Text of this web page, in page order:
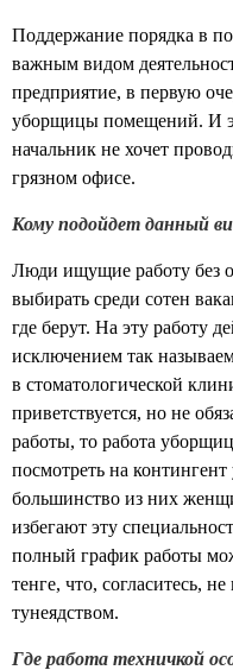
Поддержание порядка в
важным видом
предприятие, в первую
уборщицы помещений. И
начальник не хочет
грязном офисе.
Кому подойдет данный
Люди ищущие работу без
выбирать среди сотен
где берут. На эту работу
исключением так
в стоматологической
приветствуется, но не
работы, то работа
посмотреть на
большинство из них
избегают эту
полный график работы
тенге, что, согласитесь,
тунеядством.
Где работа техничкой